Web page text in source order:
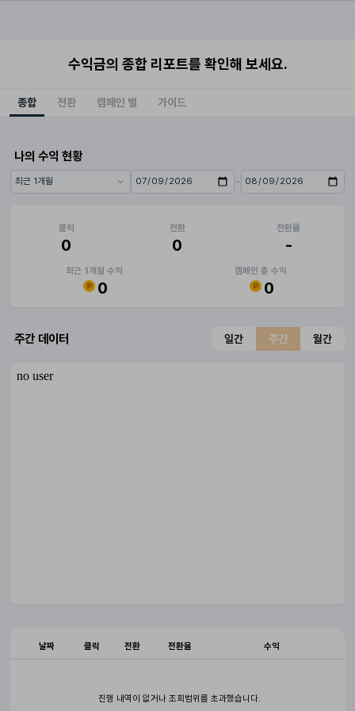
수익금의 종합 리포트를 확인해 보세요.
종합 전환 캠페인 별 가이드
나의 수익 현황
기간 프리셋 시작일 ~
종료일
클릭
0
전환
0
전환율
-
최근 1개월 수익
0
캠페인 총 수익
0
주간 데이터 일간 주간 월간
날짜 클릭 전환 전환율 수익
진행 내역이 없거나 조회범위를 초과했습니다.